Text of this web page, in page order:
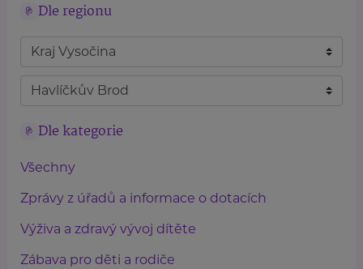
Dle regionu
Dle kategorie
Všechny
Zprávy z úřadů a informace o dotacích
Výživa a zdravý vývoj dítěte
Zábava pro děti a rodiče